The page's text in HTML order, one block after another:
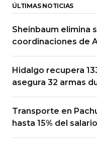
ÚLTIMAS NOTICIAS
Sheinbaum elimina
coordinaciones de
Hidalgo recupera
asegura 32 armas
Transporte en
hasta 15% del